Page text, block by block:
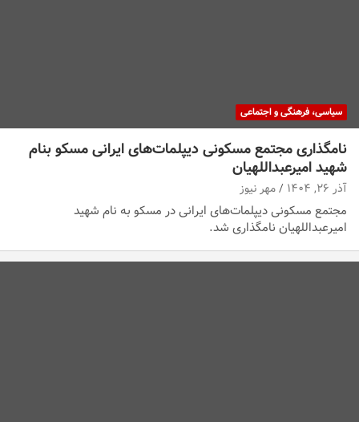
سیاسی، فرهنگی و اجتماعی
نامگذاری مجتمع مسکونی دیپلمات‌های ایرانی مسکو بنام
شهید امیرعبداللهیان
آذر ۲۶, ۱۴۰۴ مهر نیوز
مجتمع مسکونی دیپلمات‌های ایرانی در مسکو به نام شهید
امیرعبداللهیان نامگذاری شد.